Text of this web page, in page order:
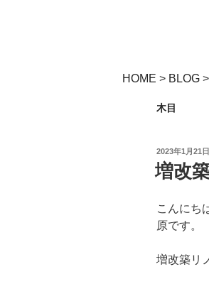
HOME > BLOG >
木目
投
稿
日:
2023年1月21日
増改
こんにち
原です。
増改築リ